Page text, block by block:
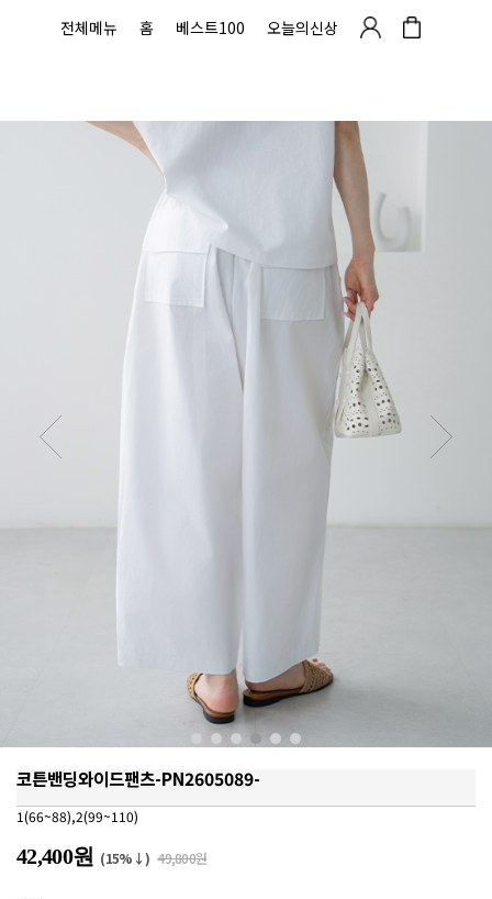
전체메뉴 홈 베스트100 오늘의신상
코튼밴딩와이드팬츠-PN2605089-
1(66~88),2(99~110)
42,400원 (15%↓) 49,800원